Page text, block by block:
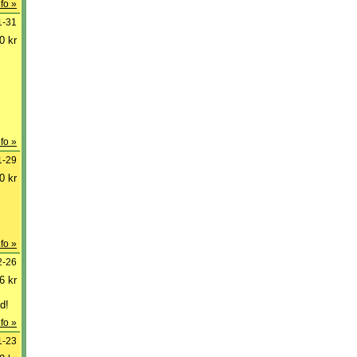
»
31
kr
»
29
kr
»
26
kr
»
23